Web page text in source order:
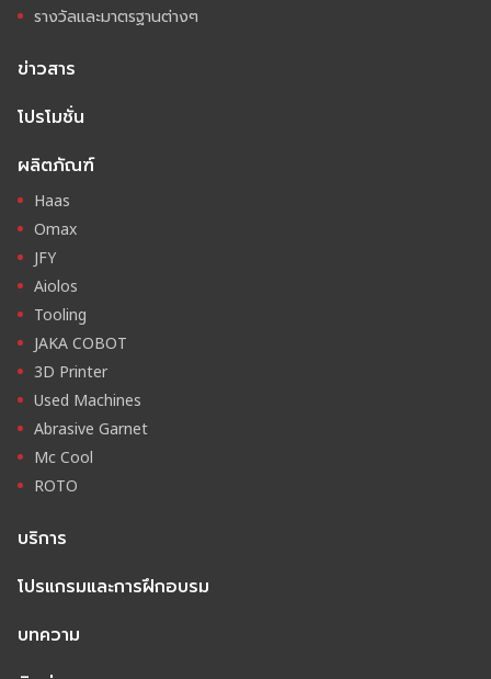
รางวัลและมาตรฐานต่างๆ
ข่าวสาร
โปรโมชั่น
ผลิตภัณฑ์
Haas
Omax
JFY
Aiolos
Tooling
JAKA COBOT
3D Printer
Used Machines
Abrasive Garnet
Mc Cool
ROTO
บริการ
โปรแกรมและการฝึกอบรม
บทความ